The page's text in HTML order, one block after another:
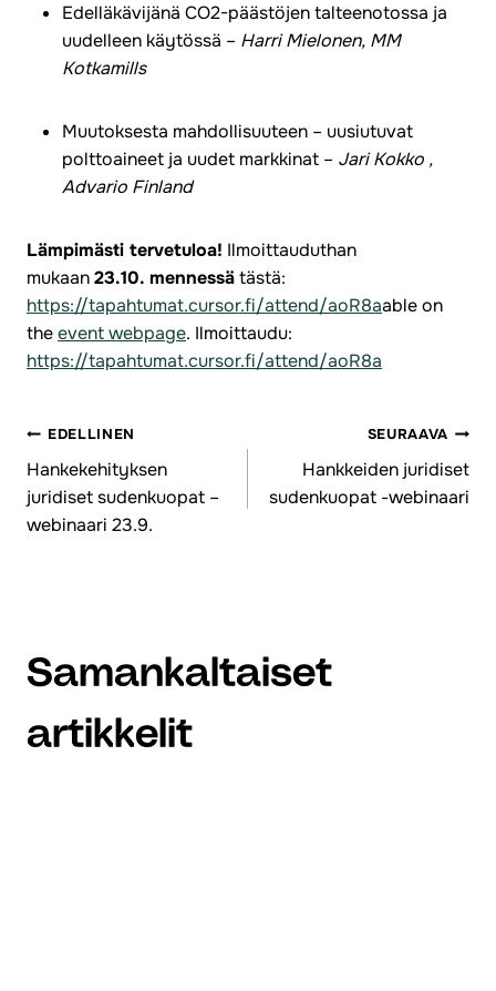
Edelläkävijänä CO2-päästöjen talteenotossa ja
uudelleen käytössä – Harri Mielonen, MM
Kotkamills
Muutoksesta mahdollisuuteen – uusiutuvat
polttoaineet ja uudet markkinat – Jari Kokko ,
Advario Finland
Lämpimästi tervetuloa! Ilmoittauduthan
mukaan23.10. mennessätästä:
https://tapahtumat.cursor.fi/attend/aoR8aable on
theevent webpage. Ilmoittaudu:
https://tapahtumat.cursor.fi/attend/aoR8a
Artikkelien
selaus
EDELLINEN
Hankekehityksen
juridiset sudenkuopat –
webinaari 23.9.
SEURAAVA
Hankkeiden juridiset
sudenkuopat -webinaari
Samankaltaiset
artikkelit